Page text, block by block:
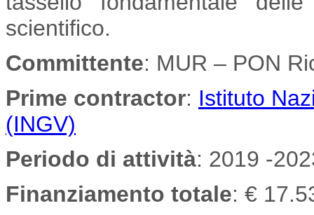
scientifico.
Committente: MUR – PON
Prime contractor: Istituto
(INGV)
Periodo di attività: 2019 -
Finanziamento totale: €